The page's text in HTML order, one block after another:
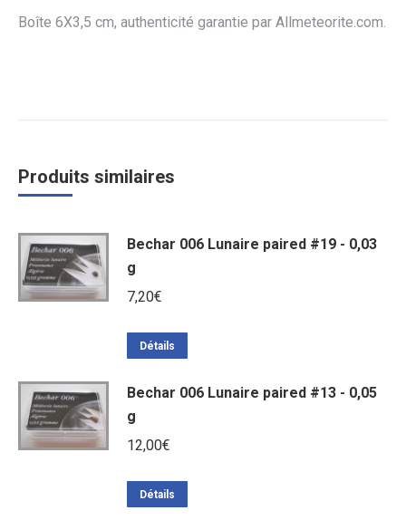
Boîte 6X3,5 cm, authenticité garantie par Allmeteorite.com.
Produits similaires
Bechar 006 Lunaire paired #19 - 0,03
g
7,20€
Détails
Bechar 006 Lunaire paired #13 - 0,05
g
12,00€
Détails